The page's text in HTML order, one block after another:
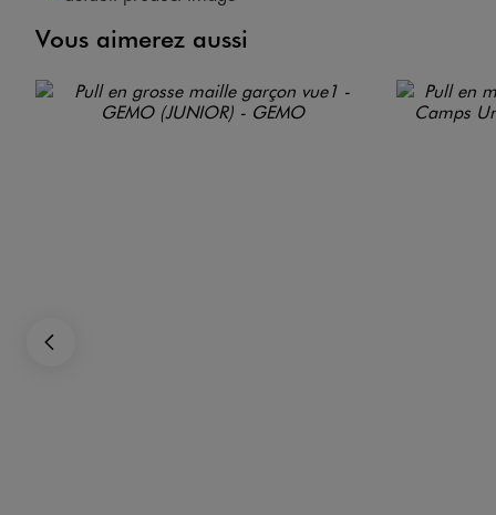
Vous aimerez aussi